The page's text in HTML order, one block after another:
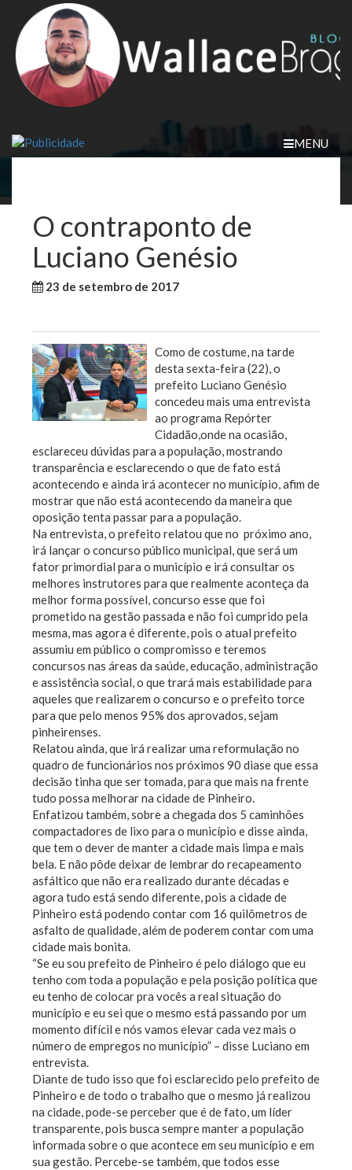
content
MENU
O contraponto de
Luciano Genésio
23 de setembro de 2017
Como de costume, na tarde
desta sexta-feira (22), o
prefeito Luciano Genésio
concedeu mais uma entrevista
ao programa Repórter
Cidadão,onde na ocasião,
esclareceu dúvidas para a população, mostrando
transparência e esclarecendo o que de fato está
acontecendo e ainda irá acontecer no município, afim de
mostrar que não está acontecendo da maneira que
oposição tenta passar para a população.
Na entrevista, o prefeito relatou que no próximo ano,
irá lançar o concurso público municipal, que será um
fator primordial para o município e irá consultar os
melhores instrutores para que realmente aconteça da
melhor forma possível, concurso esse que foi
prometido na gestão passada e não foi cumprido pela
mesma, mas agora é diferente, pois o atual prefeito
assumiu em público o compromisso e teremos
concursos nas áreas da saúde, educação, administração
e assistência social, o que trará mais estabilidade para
aqueles que realizarem o concurso e o prefeito torce
para que pelo menos 95% dos aprovados, sejam
pinheirenses.
Relatou ainda, que irá realizar uma reformulação no
quadro de funcionários nos próximos 90 diase que essa
decisão tinha que ser tomada, para que mais na frente
tudo possa melhorar na cidade de Pinheiro.
Enfatizou também, sobre a chegada dos 5 caminhões
compactadores de lixo para o município e disse ainda,
que tem o dever de manter a cidade mais limpa e mais
bela. E não pôde deixar de lembrar do recapeamento
asfáltico que não era realizado durante décadas e
agora tudo está sendo diferente, pois a cidade de
Pinheiro está podendo contar com 16 quilômetros de
asfalto de qualidade, além de poderem contar com uma
cidade mais bonita.
“Se eu sou prefeito de Pinheiro é pelo diálogo que eu
tenho com toda a população e pela posição política que
eu tenho de colocar pra vocês a real situação do
município e eu sei que o mesmo está passando por um
momento difícil e nós vamos elevar cada vez mais o
número de empregos no município” – disse Luciano em
entrevista.
Diante de tudo isso que foi esclarecido pelo prefeito de
Pinheiro e de todo o trabalho que o mesmo já realizou
na cidade, pode-se perceber que é de fato, um líder
transparente, pois busca sempre manter a população
informada sobre o que acontece em seu município e em
sua gestão. Percebe-se também, que todos esse